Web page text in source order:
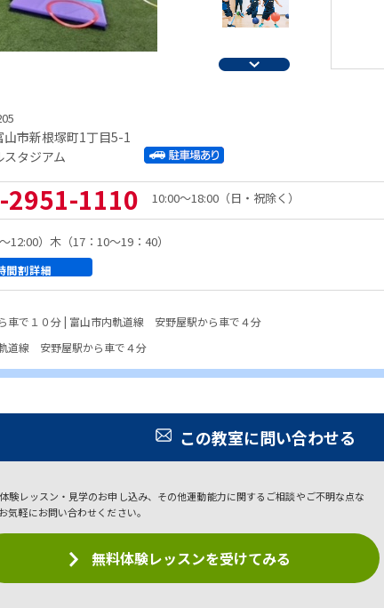
山市新根塚町1丁目5-1
スタジアム
2951-1110 10:00～18:00（日・祝除く）
12:00）木（17：10～19：40）
間割詳細
車で１０分 | 富山市内軌道線 安野屋駅から車で４分
道線 安野屋駅から車で４分
この教室に問い合わせる
験レッスン・見学のお申し込み、その他運動能力に関するご相談やご不明な点な
気軽にお問い合わせください。
無料体験レッスンを受けてみる